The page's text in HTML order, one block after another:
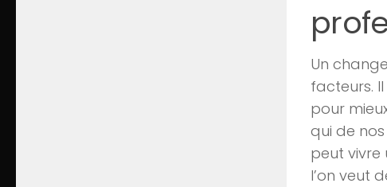
Un
facteurs.
pour
qui de
peut vivre
l’on veut